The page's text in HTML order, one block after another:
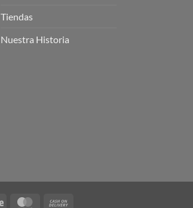
Tiendas
Nuestra Historia
Stripe MasterCard